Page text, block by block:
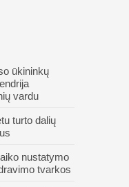
ūkininkų
vardu
turto dalių
nustatymo
tvarkos